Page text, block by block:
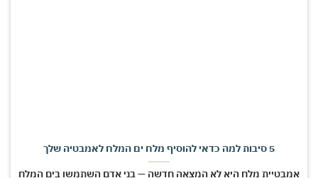
מלח היא לא המצאה חדשה — בני אדם השתמשו בים המלח